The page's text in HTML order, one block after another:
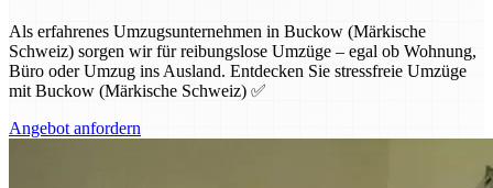
Als erfahrenes Umzugsunternehmen in Buckow (Märkische
Schweiz) sorgen wir für reibungslose Umzüge – egal ob Wohnung,
Büro oder Umzug ins Ausland. Entdecken Sie stressfreie Umzüge
mit Buckow (Märkische Schweiz) ✅
Angebot anfordern